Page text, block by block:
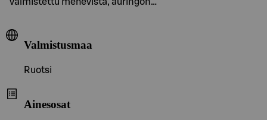
Valmistusmaa
Ruotsi
Ainesosat